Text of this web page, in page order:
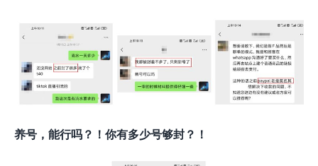
养号，能行吗？！你有多少号够封？！